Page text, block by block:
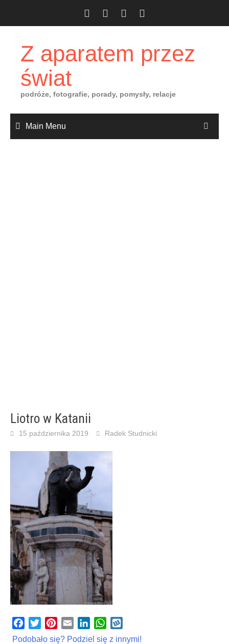
Z aparatem przez
świat
podróże, fotografie, porady, pomysły, relacje
Main Menu
Liotro w Katanii
15 października 2019 Radek Studnicki
Facebook
TwitterPinterest
Email LinkedInWhatsApp
Podobało się? Podziel się z innymi!